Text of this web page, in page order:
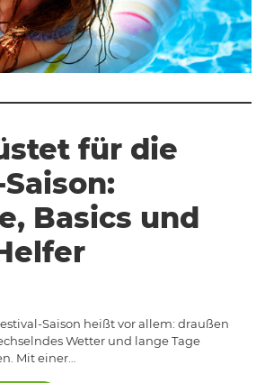
für die
Basics und
Saison heißt vor allem: draußen
Wetter und lange Tage
Mit einer…